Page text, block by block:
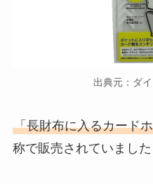
出典元：ダ
「長財布に入るカード
称で販売されていました